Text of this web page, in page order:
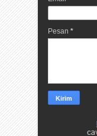
Pesan *